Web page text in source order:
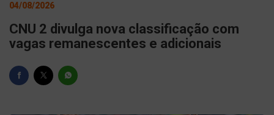
04/08/2026
CNU 2 divulga nova classificação com
vagas remanescentes e adicionais